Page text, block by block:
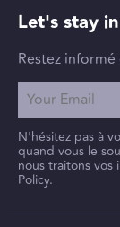
Let's stay
Restez
N'hésitez pas à
quand vous le
nous traitons vos
Policy.